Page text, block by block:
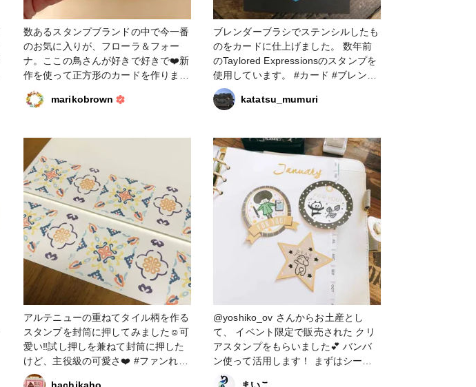
数あるスタンプブランドの中で今一番
のお気に入りが、フローラ＆フォー
ナ。ここの鳥さんが好きで好きで❤️新
作を使って正方形のカードを作りまし
た。鳥さんと枝はマスキングテクニッ
クで重ねています。着彩は、顔彩耽
り水彩でふわっ、が合うと思います。
#カード #ペーパークラフト #スタン
プ #クリアスタンプ #水彩絵具 #顔彩
耽美 #フローラ＆フォーナ #ファンれ
ぽ_クロップパーティー
marikobrown
ブレンダーブラシでステンシルしたも
のをカードに仕上げました。 数年前
のTaylored Expressionsのスタンプを
使用しています。 #カード #ブレンダ
ーブラシ #ペーパークラフト #クリア
スタンプ #ファンれぽ_クロップパーkatatsu_mumuri
アルテニューの重ねてタイル柄を作る
スタンプを封筒に押してみました☺︎可
愛い‼️試し押しを兼ねて封筒に押した
けど、主役級の可愛さ❤️ #ファンれぽ
_クロップパーティー #スタンプ #ア
hachikaho
@yoshiko_ov さんからお土産とし
て、 イベント限定で販売された クリ
アスタンプをもらいました💕 バンバ
ン使って活用します！ まずはシール
台紙に色々スタンプしてみました。
まいこ